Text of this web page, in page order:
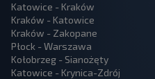
Katowice - Kraków
Kraków - Katowice
Kraków - Zakopane
Płock - Warszawa
Kołobrzeg - Sianożęty
Katowice - Krynica-Zdrój